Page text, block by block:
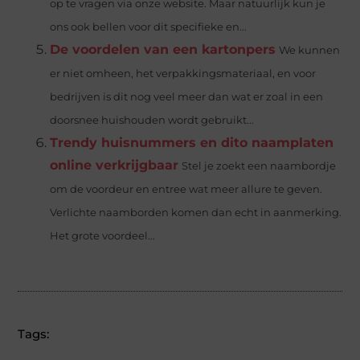
op te vragen via onze website. Maar natuurlijk kun je
ons ook bellen voor dit specifieke en...
De voordelen van een kartonpers We kunnen
er niet omheen, het verpakkingsmateriaal, en voor
bedrijven is dit nog veel meer dan wat er zoal in een
doorsnee huishouden wordt gebruikt...
Trendy huisnummers en dito naamplaten
online verkrijgbaar Stel je zoekt een naambordje
om de voordeur en entree wat meer allure te geven.
Verlichte naamborden komen dan echt in aanmerking.
Het grote voordeel...
Tags: